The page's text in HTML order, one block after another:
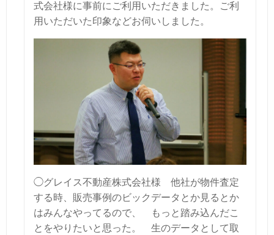
式会社様に事前にご利用いただきました。ご利
用いただいた印象などお伺いしました。
◯グレイス不動産株式会社様 他社が物件査定
する時、販売事例のビックデータとか見るとか
はみんなやってるので、
もっと踏み込んだこ
とをやりたいと思った。
生のデータとして取